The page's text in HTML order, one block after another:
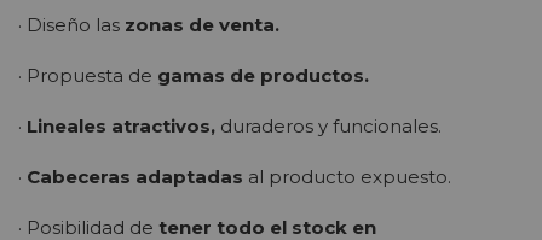
· Diseño las zonas de venta.
· Propuesta de gamas de productos.
· Lineales atractivos, duraderos y funcionales.
· Cabeceras adaptadas al producto expuesto.
· Posibilidad de tener todo el stock en